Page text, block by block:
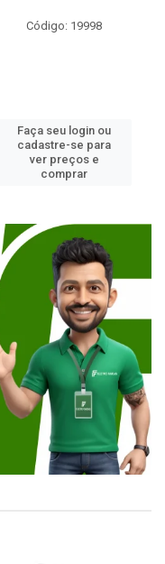
Código: 19998
Faça seu login ou
cadastre-se para
ver preços e
comprar